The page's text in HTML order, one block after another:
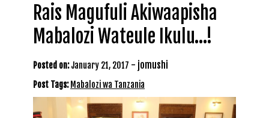
Rais Magufuli Akiwaapisha
Mabalozi Wateule Ikulu…!
Posted on: January 21, 2017 - jomushi
Post Tags: Mabalozi wa Tanzania